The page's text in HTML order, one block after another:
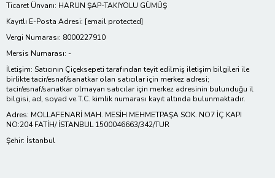
Ticaret Ünvanı: HARUN ŞAP-TAKIYOLU GÜMÜŞ
Kayıtlı E-Posta Adresi: [email protected]
Vergi Numarası: 8000227910
Mersis Numarası: -
İletişim: Satıcının Çiçeksepeti tarafından teyit edilmiş iletişim bilgileri ile
birlikte tacir/esnaf/sanatkar olan satıcılar için merkez adresi;
tacir/esnaf/sanatkar olmayan satıcılar için merkez adresinin bulunduğu il
bilgisi, ad, soyad ve T.C. kimlik numarası kayıt altında bulunmaktadır.
Adres: MOLLAFENARİ MAH. MESİH MEHMETPAŞA SOK. NO7 İÇ KAPI
NO:204 FATİH/ İSTANBUL 1500046663/342/TUR
Şehir: İstanbul